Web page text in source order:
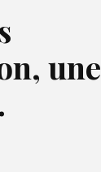
une